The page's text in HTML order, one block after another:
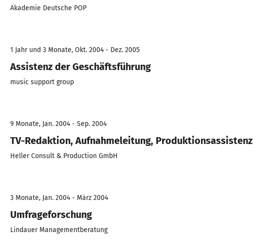
Akademie Deutsche POP
1 Jahr und 3 Monate, Okt. 2004 - Dez. 2005
Assistenz der Geschäftsführung
music support group
9 Monate, Jan. 2004 - Sep. 2004
TV-Redaktion, Aufnahmeleitung, Produktionsassistenz
Heller Consult & Production GmbH
3 Monate, Jan. 2004 - März 2004
Umfrageforschung
Lindauer Managementberatung